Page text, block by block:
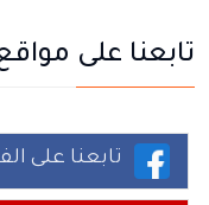
تابعنا على
تابعنا على